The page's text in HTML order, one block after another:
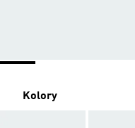
Kolory